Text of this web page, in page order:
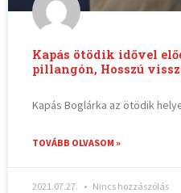
Kapás ötödik idővel
pillangón, Hosszú
Kapás Boglárka az ötödik
TOVÁBB OLVASOM »
2021.07.27. Nincs hozzászólás